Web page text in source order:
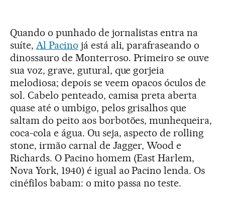
Quando o punhado de jornalistas entra na
suíte, Al Pacino já está ali, parafraseando o
dinossauro de Monterroso. Primeiro se ouve
sua voz, grave, gutural, que gorjeia
melodiosa; depois se veem opacos óculos de
sol. Cabelo penteado, camisa preta aberta
quase até o umbigo, pelos grisalhos que
saltam do peito aos borbotões, munhequeira,
coca-cola e água. Ou seja, aspecto de rolling
stone, irmão carnal de Jagger, Wood e
Richards. O Pacino homem (East Harlem,
Nova York, 1940) é igual ao Pacino lenda. Os
cinéfilos babam: o mito passa no teste.